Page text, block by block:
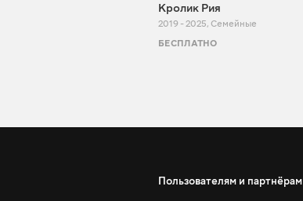
Кролик Рия
2019 - 2025, Семейные
БЕСПЛАТНО
Пользователям и партнёрам